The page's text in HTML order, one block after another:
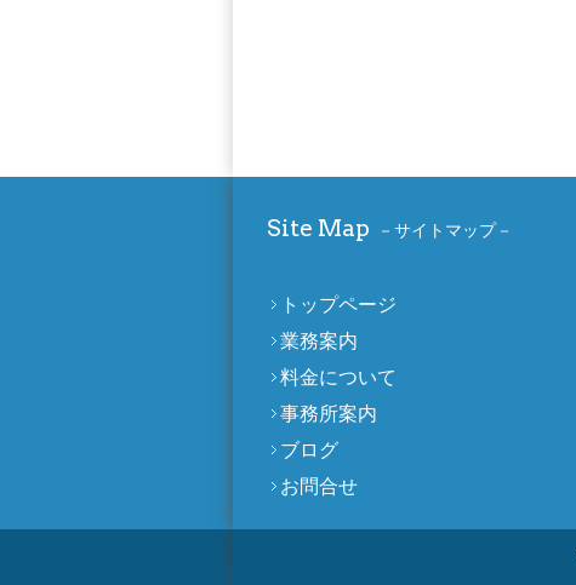
Site Map サイトマップ
トップページ
業務案内
料金について
事務所案内
ブログ
お問合せ